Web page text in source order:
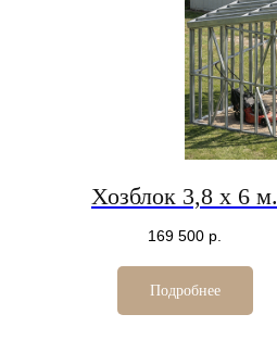
Хозблок 3,8 х 6 м.
169 500 р.
Подробнее